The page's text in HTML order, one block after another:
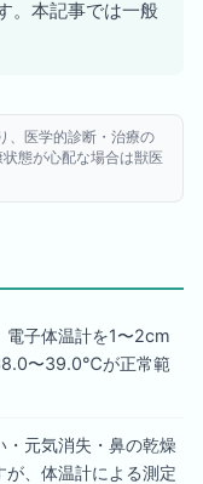
。本記事では一般
、医学的診断・治療の
態が心配な場合は獣医
電子体温計を1〜2cm
〜39.0℃が正常範
元気消失・鼻の乾燥
が、体温計による測定